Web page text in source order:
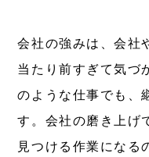
会社の強みは、会社
当たり前すぎて気づ
のような仕事でも、
す。会社の磨き上げ
見つける作業になる